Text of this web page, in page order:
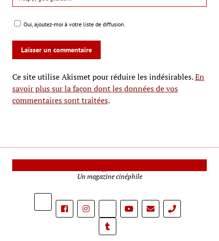
Oui, ajoutez-moi à votre liste de diffusion.
Ce site utilise Akismet pour réduire les indésirables.En
savoir plus sur la façon dont les données de vos
commentaires sont traitées.
Un magazine cinéphile
phone